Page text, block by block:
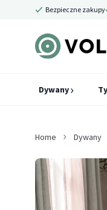
Bezpieczne zakupy
Dywany
Home Dywany